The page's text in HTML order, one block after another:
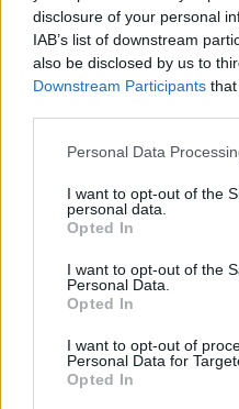
disclosure of your personal
IAB’s list of downstream
also be disclosed by us to
Downstream Participants
Please note that this
not limited to your visit or
grant or deny consent to
use your data for below
consent section.
Personal Data
I want to opt-out of the
personal data.
Opted In
I want to opt-out of the
Personal Data.
Opted In
I want to opt-out of
Personal Data for
Opted In
Felhasználónév
rám
Elfelejtette jelszavát?
Regisztráció
Kertészeti, kerti
szaknévsora
MI A